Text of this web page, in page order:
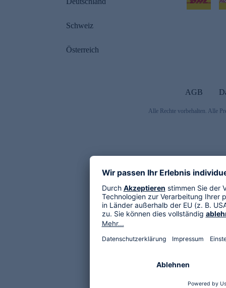
Schweiz
Österreich
AGB
Alle Rechte vorbehalten. Alle